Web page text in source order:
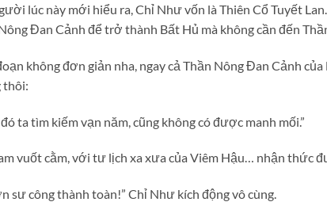
lúc này mới hiểu ra, Chỉ Như vốn là Thiên Cổ Tuyết
Đan Cảnh để trở thành Bất Hủ mà không cần đến
không đơn giản nha, ngay cả Thần Nông Đan Cảnh
thôi:
ta tìm kiếm vạn năm, cũng không có được manh mối.”
vuốt cằm, với tư lịch xa xưa của Viêm Hậu… nhận thức
sư công thành toàn!” Chỉ Như kích động vô cùng.